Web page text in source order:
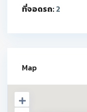
ที่จอดรถ:2
Map